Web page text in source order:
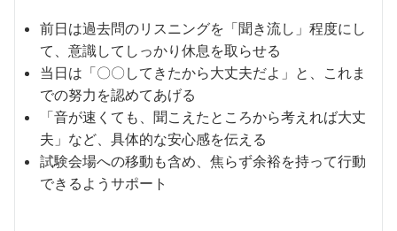
前日は過去問のリスニングを「聞き流し」程度にし
て、意識してしっかり休息を取らせる
当日は「〇〇してきたから大丈夫だよ」と、これま
での努力を認めてあげる
「音が速くても、聞こえたところから考えれば大丈
夫」など、具体的な安心感を伝える
試験会場への移動も含め、焦らず余裕を持って行動
できるようサポート